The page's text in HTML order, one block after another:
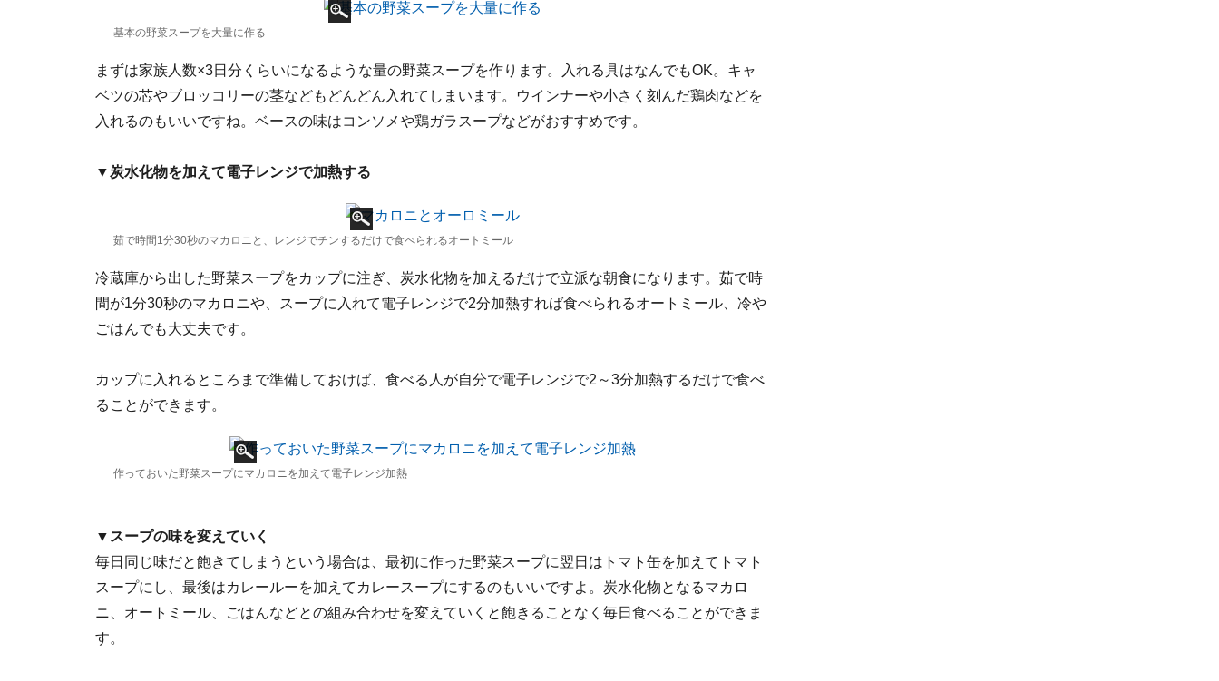
基本の野菜スープを大量に作る
まずは家族人数×3日分くらいになるような量の野菜スープを作ります。入れる具はなんでもOK。キャ
ベツの芯やブロッコリーの茎などもどんどん入れてしまいます。ウインナーや小さく刻んだ鶏肉などを
入れるのもいいですね。ベースの味はコンソメや鶏ガラスープなどがおすすめです。
▼炭水化物を加えて電子レンジで加熱する
茹で時間1分30秒のマカロニと、レンジでチンするだけで食べられるオートミール
冷蔵庫から出した野菜スープをカップに注ぎ、炭水化物を加えるだけで立派な朝食になります。茹で時
間が1分30秒のマカロニや、スープに入れて電子レンジで2分加熱すれば食べられるオートミール、冷や
ごはんでも大丈夫です。
カップに入れるところまで準備しておけば、食べる人が自分で電子レンジで2～3分加熱するだけで食べ
ることができます。
作っておいた野菜スープにマカロニを加えて電子レンジ加熱
▼スープの味を変えていく
毎日同じ味だと飽きてしまうという場合は、最初に作った野菜スープに翌日はトマト缶を加えてトマト
スープにし、最後はカレールーを加えてカレースープにするのもいいですよ。炭水化物となるマカロ
ニ、オートミール、ごはんなどとの組み合わせを変えていくと飽きることなく毎日食べることができま
す。